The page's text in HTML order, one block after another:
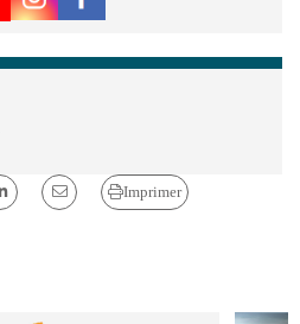
Imprimer